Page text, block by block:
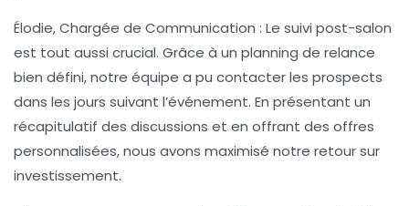
Élodie, Chargée de Communication : Le suivi post-salon
est tout aussi crucial. Grâce à un planning de relance
bien défini, notre équipe a pu contacter les prospects
dans les jours suivant l’événement. En présentant un
récapitulatif des discussions et en offrant des offres
personnalisées, nous avons maximisé notre retour sur
investissement.